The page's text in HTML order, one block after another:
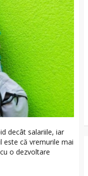
decât salariile, iar
este că vremurile mai
o dezvoltare